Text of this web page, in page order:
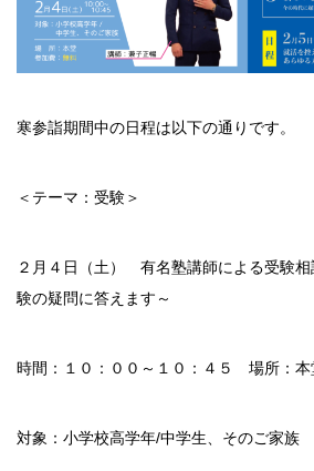
寒参詣期間中の日程は以下の通りです。
＜テーマ：受験＞
２月４日（土） 有名塾講師による受験
験の疑問に答えます～
時間：１０：００～１０：４５ 場所：
対象：小学校高学年/中学生、そのご家族